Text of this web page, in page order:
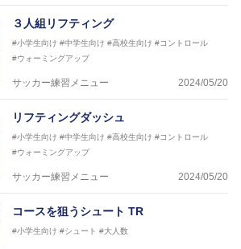
３人組リフティング
#小学生向け #中学生向け #高校生向け #コントロール
#ウォーミングアップ
サッカー練習メニュー 2024/05/20
リフティングダッシュ
#小学生向け #中学生向け #高校生向け #コントロール
#ウォーミングアップ
サッカー練習メニュー 2024/05/20
コースを狙うシュート TR
#小学生向け #シュート #大人数